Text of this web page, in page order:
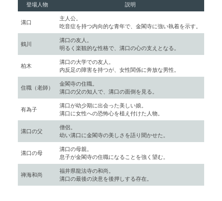
登場人物 説明
溝口
主人公。
吃音症を持つ内向的な青年で、金閣寺に強い執着を示す。
鶴川
溝口の友人。
明るく楽観的な性格で、溝口の心の支えとなる。
柏木
溝口の大学での友人。
内反足の障害を持つが、女性関係に奔放な男性。
住職（老師）
金閣寺の住職。
溝口の父の知人で、溝口の面倒を見る。
有為子
溝口が幼少期に出会った美しい娘。
溝口に女性への恐怖心を植え付けた人物。
溝口の父
僧侶。
幼い溝口に金閣寺の美しさを語り聞かせた。
溝口の母
溝口の母親。
息子が金閣寺の住職になることを強く望む。
禅海和尚
福井県龍法寺の和尚。
溝口の最後の決意を後押しする存在。